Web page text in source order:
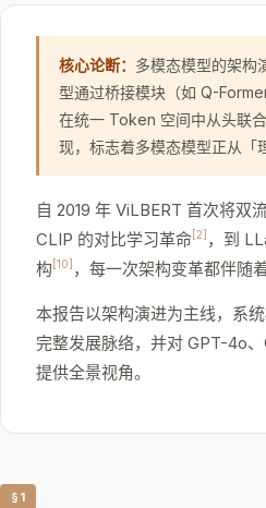
核心论断： 多模态模型的架构
型通过桥接模块（如 Q-
在统一 Token 空间中从头联
现，标志着多模态模型正从「
自 2019 年 ViLBERT 首次将双
CLIP 的对比学习革命[2] ，到
构 [10] ，每一次架构变革都伴随
本报告以架构演进为主线，系
完整发展脉络，并对 GPT-4o
提供全景视角。
§1